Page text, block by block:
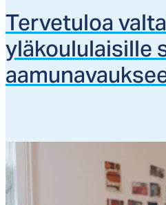
Ter­ve­tu­loa
ylä­kou­lu­lai­sil­le